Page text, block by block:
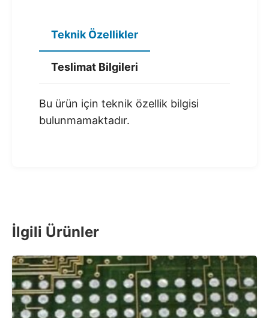
Teknik Özellikler
Teslimat Bilgileri
Bu ürün için teknik özellik bilgisi
bulunmamaktadır.
İlgili Ürünler